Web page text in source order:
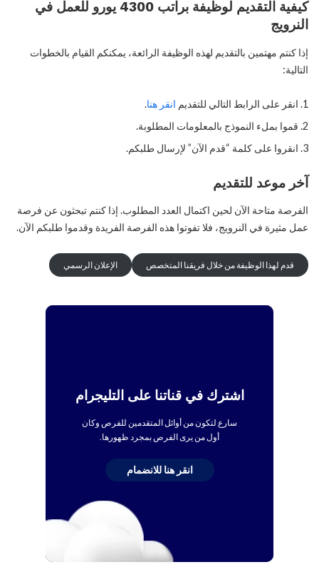
كيفية التقديم لوظيفة براتب 4300 يورو للعمل في
النرويج
إذا كنتم مهتمين بالتقديم لهذه الوظيفة الرائعة، يمكنكم القيام بالخطوات
التالية:
انقر على الرابط التالي للتقديم انقر هنا.
قموا بملء النموذج بالمعلومات المطلوبة.
انقروا على كلمة “قدم الآن” لإرسال طلبكم.
آخر موعد للتقديم
الفرصة متاحة الآن لحين اكتمال العدد المطلوب. إذا كنتم تبحثون عن فرصة
عمل مثيرة في النرويج، فلا تفوتوا هذه الفرصة الفريدة وقدموا طلبكم الآن.
قدم لهذا الوظيفة من خلال فريقنا المتخصص الإعلان الرسمي
اشترك في قناتنا على التليجرام
سارع لتكون من أوائل المتقدمين للفرص وكان
أول من يرى الفرص بمجرد ظهورها.
انقر هنا للانضمام